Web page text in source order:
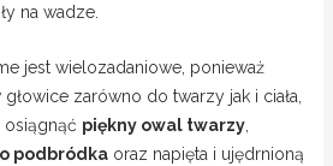
na wadze.
jest wielozadaniowe, ponieważ
zarówno do twarzy jak i ciała,
piękny owal twarzy,
podbródkaoraz napięta i ujędrnioną